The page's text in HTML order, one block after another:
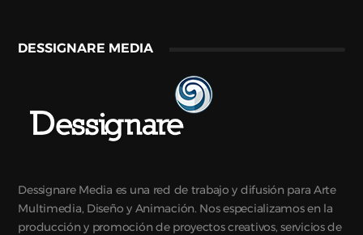
DESSIGNARE MEDIA
Dessignare Media es una red de trabajo y difusión para Arte
Multimedia, Diseño y Animación. Nos especializamos en la
producción y promoción de proyectos creativos, servicios de